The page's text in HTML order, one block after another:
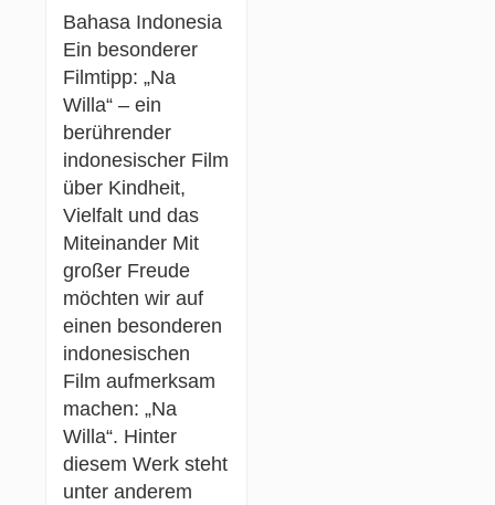
Bahasa Indonesia
Ein besonderer
Filmtipp: „Na
Willa“ – ein
berührender
indonesischer Film
über Kindheit,
Vielfalt und das
Miteinander Mit
großer Freude
möchten wir auf
einen besonderen
indonesischen
Film aufmerksam
machen: „Na
Willa“. Hinter
diesem Werk steht
unter anderem